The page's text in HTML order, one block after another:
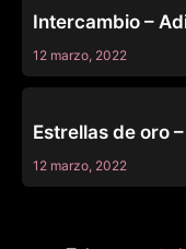
Intercambio –
12 marzo, 2022
Estrellas de oro
12 marzo, 2022